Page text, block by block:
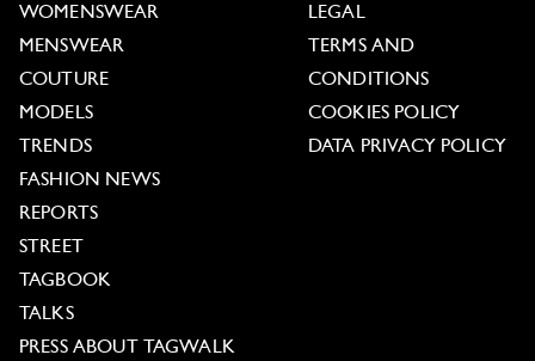
WOMENSWEAR
MENSWEAR
COUTURE
MODELS
TRENDS
FASHION NEWS
REPORTS
STREET
TAGBOOK
TALKS
PRESS ABOUT TAGWALK
LEGAL
TERMS AND
CONDITIONS
COOKIES POLICY
DATA PRIVACY POLICY